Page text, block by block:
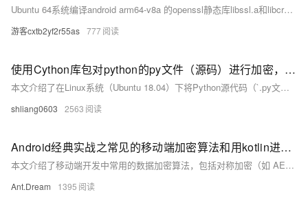
Ubuntu 64系统编译android arm64-v8a 的openssl静态库libssl.a和libcrypto.a
游客cxtb2yf2r55as 777
使用Cython库包对python的py文件（源码）进行加密，把python的.py文件生成.so文件并调用
本文介绍了在Linux系统（Ubuntu 18.04）下将Python源代码（`.py文件`）加密为`.so文件`的方法。首先安装必要的工具如`python3-dev`、`gcc`和`Cython`。然后通过`setup.py`脚本使用Cython将`.py文件`转化为`.so文件`，从而实现源代码的加密保护。文中详细描述了从编写源代码到生成及调用`.so文件`的具体步骤。此方法相较于转化为`.pyc文件`提供了更高的安全性。
shliang0603 2563
Android经典实战之常见的移动端加密算法和用kotlin进行AES-256加密和解密
本文介绍了移动端开发中常用的数据加密算法，包括对称加密（如 AES 和 DES）、非对称加密（如 RSA）、散列算法（如 SHA-256 和 MD5）及消息认证码（如 HMAC）。重点讲解了如何使用 Kotlin 实现 AES-256 的加密和解密，并提供了详细的代码示例。通过生成密钥、加密和解密数据等步骤，展示了如何在 Kotlin 项目中实现数据的安全加密。
Ant.Dream 1395